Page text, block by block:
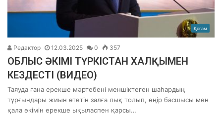
Қоғам
Редактор 12.03.2025 0 357
ОБЛЫС ӘКІМІ ТҮРКІСТАН ХАЛҚЫМЕН
КЕЗДЕСТІ (ВИДЕО)
Таяуда ғана ерекше мәртебені меншіктеген шаһардың
тұрғындары жиын өтетін залға лық толып, өңір басшысы мен
қала әкімін ерекше ықыласпен қарсы…